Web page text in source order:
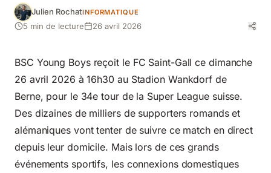
Julien RochatINFORMATIQUE
5 min de lecture 26 avril 2026
BSC Young Boys reçoit le FC Saint-Gall ce dimanche
26 avril 2026 à 16h30 au Stadion Wankdorf de
Berne, pour le 34e tour de la Super League suisse.
Des dizaines de milliers de supporters romands et
alémaniques vont tenter de suivre ce match en direct
depuis leur domicile. Mais lors de ces grands
événements sportifs, les connexions domestiques